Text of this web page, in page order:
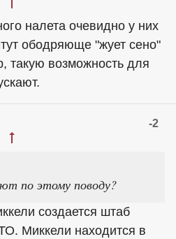
налета очевидно у них
ободряюще "жует сено"
такую возможность для
-2
по этому поводу?
создается штаб
Миккели находится в